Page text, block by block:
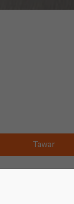
Tawar